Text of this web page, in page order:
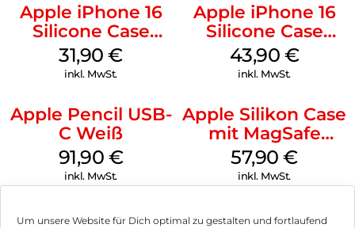
Um unsere Website für Dich optimal zu gestalten und fortlaufend
Apple iPhone 16
Silicone Case
MagSafe Fuchsia
31,90€
inkl. MwSt.
Apple iPhone 16
Silicone Case
MagSafe Plum
43,90 €
inkl. MwSt.
Apple Pencil USB-
C Weiß
91,90 €
inkl. MwSt.
Apple Silikon Case
mit MagSafe
iPhone 14 Pro
(PRODUCT)RED
57,90€
inkl. MwSt.